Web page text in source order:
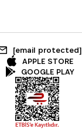
[email protected]
APPLE STORE
GOOGLE PLAY